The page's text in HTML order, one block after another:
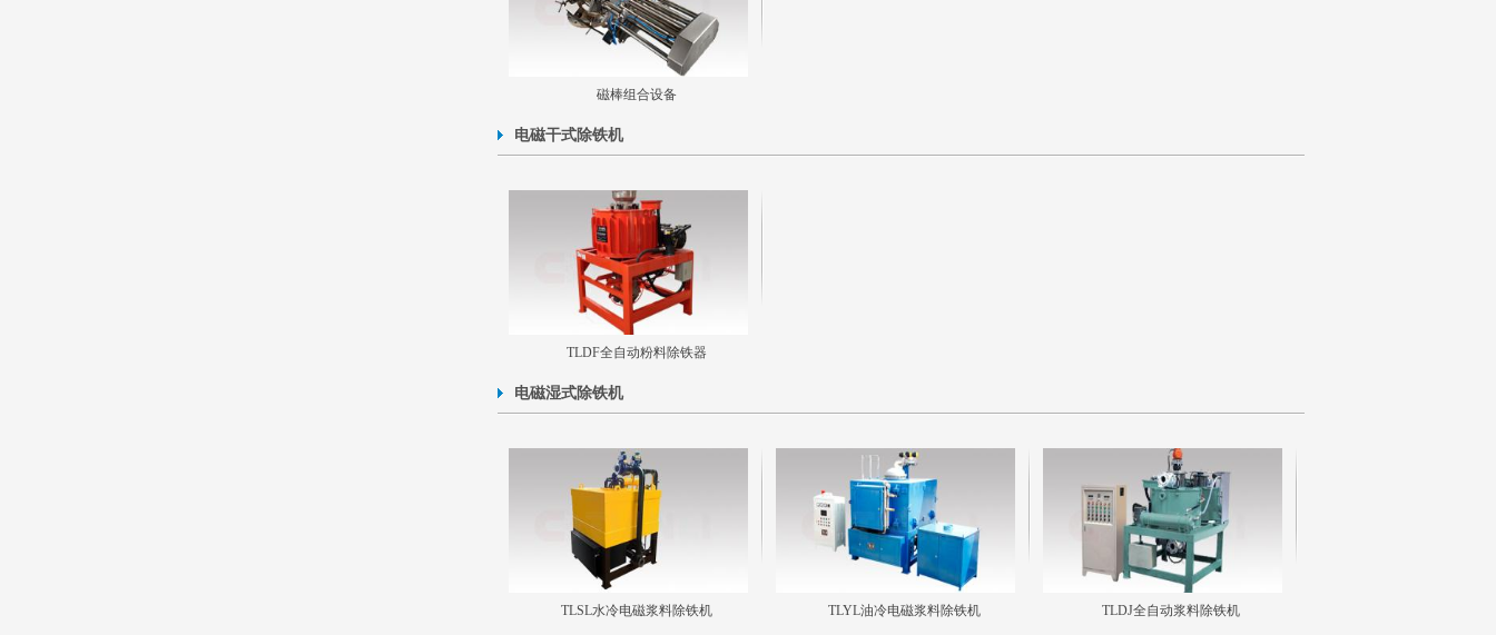
磁棒组合设备
电磁干式除铁机
TLDF全自动粉料除铁器
电磁湿式除铁机
TLSL水冷电磁浆料除铁机 TLYL油冷电磁浆料除铁机 TLDJ全自动浆料除铁机